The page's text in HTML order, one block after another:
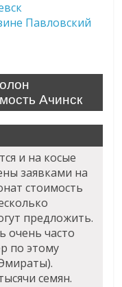
Павловский
Ачинск
и на косые
заявками на
стоимость
предложить.
очень часто
по этому
семян.